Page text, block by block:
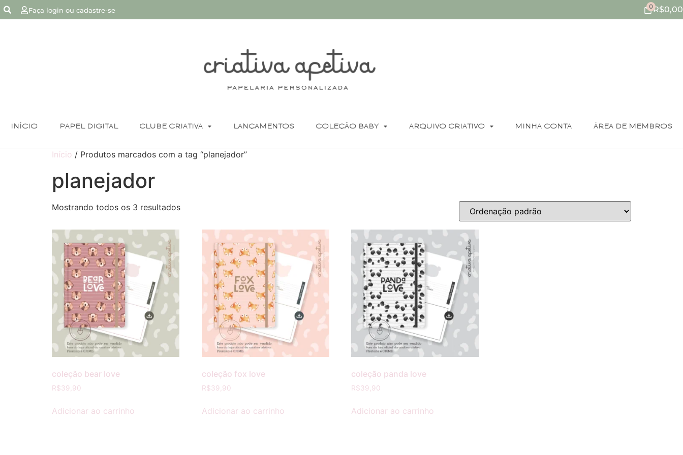
Faça login ou cadastre-se 0R$0,00
INÍCIO PAPEL DIGITAL CLUBE CRIATIVA LANÇAMENTOS COLEÇÃO BABY ARQUIVO CRIATIVO MINHA CONTA ÁREA DE MEMBROS
Início / Produtos marcados com a tag “planejador”
planejador
Mostrando todos os 3 resultados
coleção bear love
R$39,90
Adicionar ao carrinho
coleção fox love
R$39,90
Adicionar ao carrinho
coleção panda love
R$39,90
Adicionar ao carrinho